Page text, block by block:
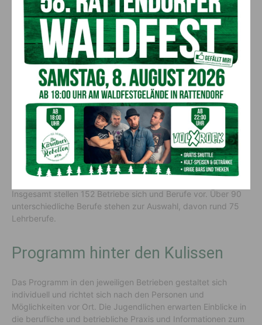
Kostenfreies Angebot für
Schüler_innen ab der
Sekundarstufe
Heuer findet die Berufsspionage kärntenweit am 24. und 25.
Jänner statt, richtet sich an Schülerinnen und Schüler ab der
Sekundarstufe sowie an deren Eltern (Jugendliche bis 14 nur
in Begleitung durch eine erwachsene Bezugsperson). Die
Teilnahme ist kostenfrei.
Vom kleinen Unternehmen bis zum international tätigen
Insgesamt stellen 152 Betriebe sich und Berufe vor. Über 90
unterschiedliche Berufe stehen zur Auswahl, davon rund 75
Lehrberufe.
Programm hinter den Kulissen
Das Programm in den jeweiligen Betrieben gestaltet sich
individuell und richtet sich nach den Personen und
Möglichkeiten vor Ort. Die Jugendlichen erwarten Einblicke in
die berufliche und betriebliche Praxis und Informationen zum